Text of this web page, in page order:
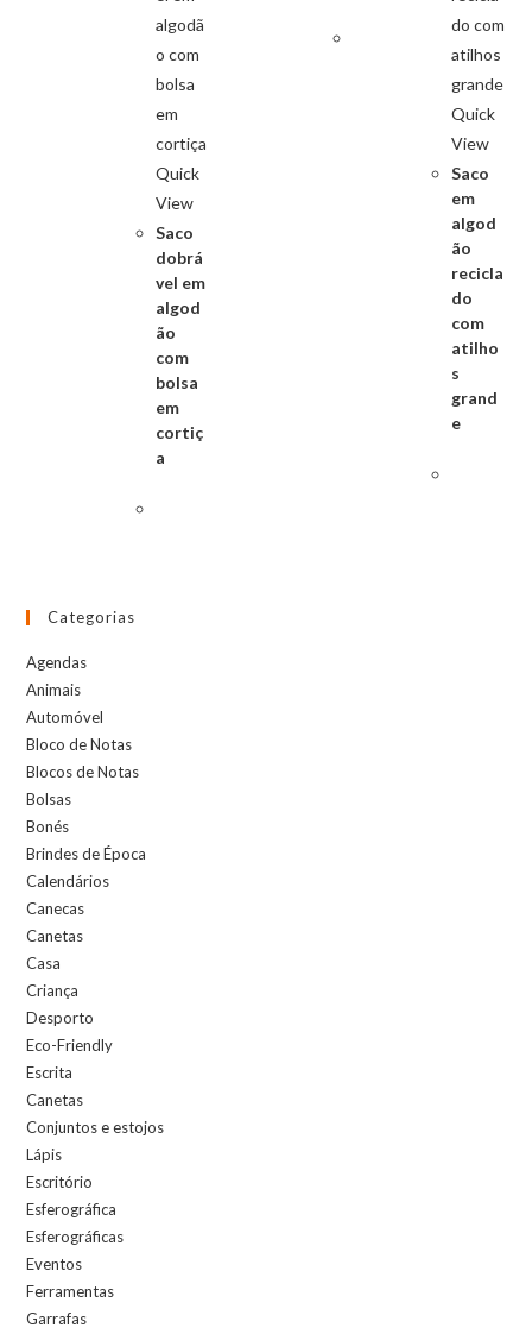
Quick
View
Saco
dobrá
vel em
algod
ão
com
bolsa
em
cortiç
a
Quick
View
Saco
em
algod
ão
recicla
do
com
atilho
s
grand
e
Categorias
Agendas
Animais
Automóvel
Bloco de Notas
Blocos de Notas
Bolsas
Bonés
Brindes de Época
Calendários
Canecas
Canetas
Casa
Criança
Desporto
Eco-Friendly
Escrita
Canetas
Conjuntos e estojos
Lápis
Escritório
Esferográfica
Esferográficas
Eventos
Ferramentas
Garrafas